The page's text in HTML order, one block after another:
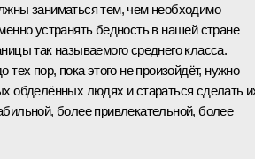
заниматься тем, чем необходимо
устранять бедность в нашей стране
так называемого среднего класса.
тех пор, пока этого не произойдёт, нужно
обделённых людях и стараться сделать
более привлекательной, более